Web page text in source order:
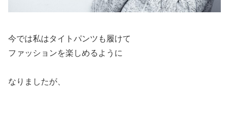
今では私はタイトパンツも履けて
ファッションを楽しめるように
なりましたが、